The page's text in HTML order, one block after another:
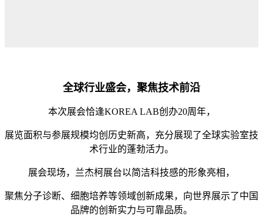
全球行业盛会，聚焦技术前沿
本次展会恰逢KOREA LAB创办20周年，
展览面积与参展规模均创历史新高，充分展现了全球实验室技
术行业的蓬勃活力。
展会现场，兰杰柯展台以简洁科技感的形象亮相，
聚焦分子诊断、细胞培养等领域创新成果，向世界展示了中国
品牌的创新实力与可靠品质。